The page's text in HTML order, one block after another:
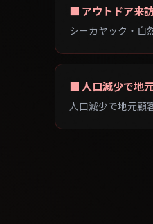
シーカヤック・自
■ 人口減少で地
人口減少で地元顧